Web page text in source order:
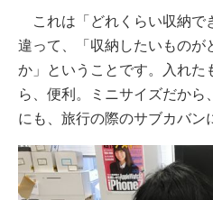
これは「どれくらい収納で
違って、「収納したいものが
か」ということです。入れた
ら、便利。ミニサイズだから
にも、旅行の際のサブカバン